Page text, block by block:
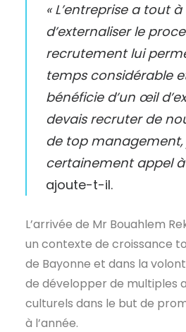
« L’entreprise a tout
d’externaliser le
recrutement lui
temps considérable
bénéficie d’un œil
devais recruter de
de top management,
certainement appel à
ajoute-t-il.
L’arrivée de Mr Bouahlem
un contexte de croissance
de Bayonne et dans la
de développer de multiples
culturels dans le but de
à l’année.